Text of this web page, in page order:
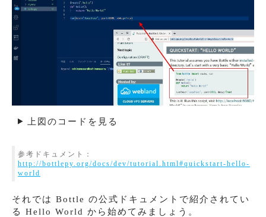
上図のコードを見る
参考ドキュメント：
http://bottlepy.org/docs/dev/tutorial.html#quickstart-hello-
world
それでは Bottle の公式ドキュメントで紹介されてい
る Hello World から始めてみましょう。